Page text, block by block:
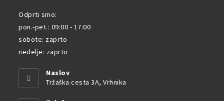
Odprti smo:
pon.-pet.: 09:00 - 17:00
sobote: zaprto
nedelje: zaprto
Naslov
Tržaška cesta 3A, Vrhnika